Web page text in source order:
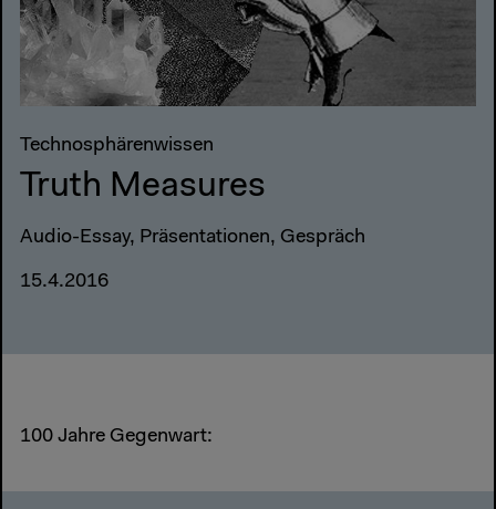
Technosphärenwissen
Truth Measures
Audio-Essay, Präsentationen, Gespräch
15.4.2016
100 Jahre Gegenwart: